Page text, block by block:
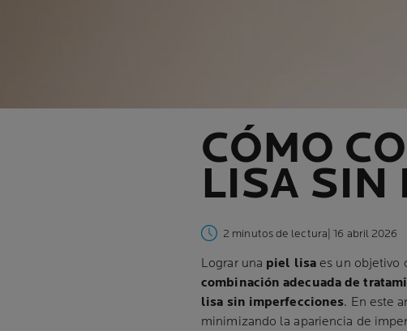
CÓMO
LISA SIN
2 minutos de lectura | 16 abril 2026
Lograr una piel lisa es un objetivo
combinación adecuada de
lisa sin imperfecciones. En este
minimizando la apariencia de